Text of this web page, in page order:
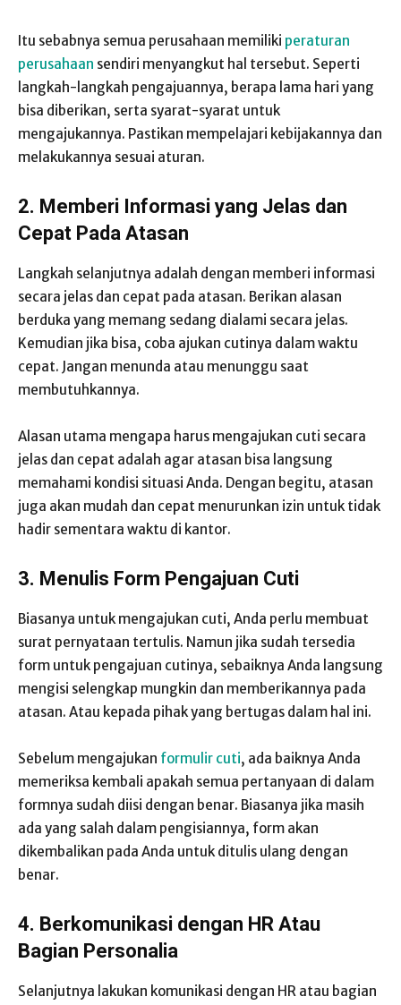
Itu sebabnya semua perusahaan memiliki peraturan
perusahaan sendiri menyangkut hal tersebut. Seperti
langkah-langkah pengajuannya, berapa lama hari yang
bisa diberikan, serta syarat-syarat untuk
mengajukannya. Pastikan mempelajari kebijakannya dan
melakukannya sesuai aturan.
2. Memberi Informasi yang Jelas dan
Cepat Pada Atasan
Langkah selanjutnya adalah dengan memberi informasi
secara jelas dan cepat pada atasan. Berikan alasan
berduka yang memang sedang dialami secara jelas.
Kemudian jika bisa, coba ajukan cutinya dalam waktu
cepat. Jangan menunda atau menunggu saat
membutuhkannya.
Alasan utama mengapa harus mengajukan cuti secara
jelas dan cepat adalah agar atasan bisa langsung
memahami kondisi situasi Anda. Dengan begitu, atasan
juga akan mudah dan cepat menurunkan izin untuk tidak
hadir sementara waktu di kantor.
3. Menulis Form Pengajuan Cuti
Biasanya untuk mengajukan cuti, Anda perlu membuat
surat pernyataan tertulis. Namun jika sudah tersedia
form untuk pengajuan cutinya, sebaiknya Anda langsung
mengisi selengkap mungkin dan memberikannya pada
atasan. Atau kepada pihak yang bertugas dalam hal ini.
Sebelum mengajukan formulir cuti, ada baiknya Anda
memeriksa kembali apakah semua pertanyaan di dalam
formnya sudah diisi dengan benar. Biasanya jika masih
ada yang salah dalam pengisiannya, form akan
dikembalikan pada Anda untuk ditulis ulang dengan
benar.
4. Berkomunikasi dengan HR Atau
Bagian Personalia
Selanjutnya lakukan komunikasi dengan HR atau bagian